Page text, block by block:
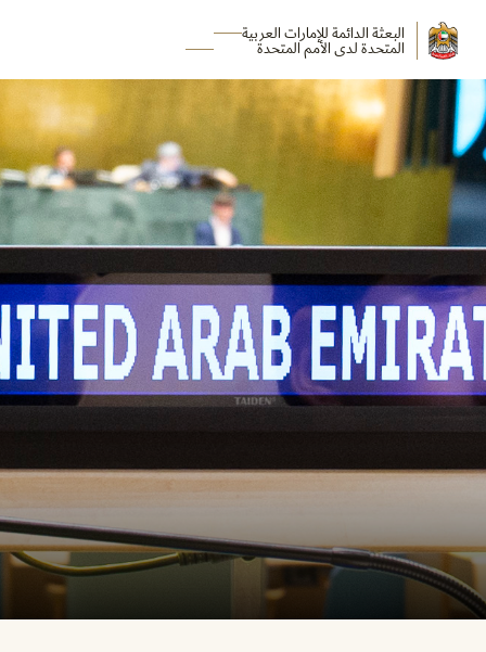
البعثة الدائمة للإمارات العربية
المتحدة لدى الأمم المتحدة